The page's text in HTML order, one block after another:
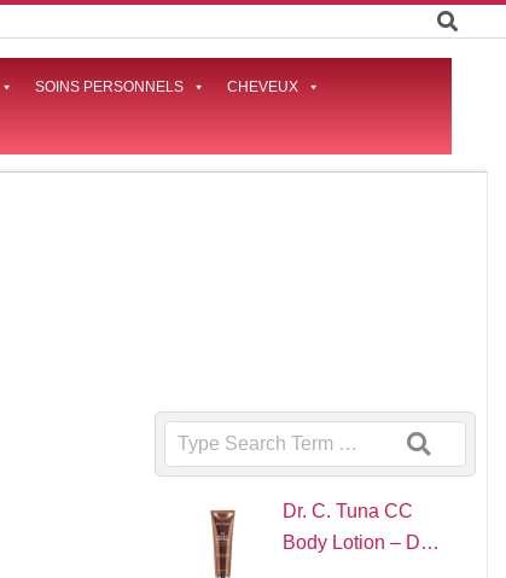
SOINS PERSONNELS CHEVEUX
Search
Dr. C. Tuna CC
Body Lotion – D…